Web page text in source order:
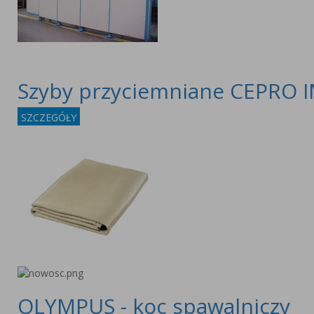
Szyby przyciemniane CEPRO
SZCZEGÓŁY
OLYMPUS - koc spawalniczy